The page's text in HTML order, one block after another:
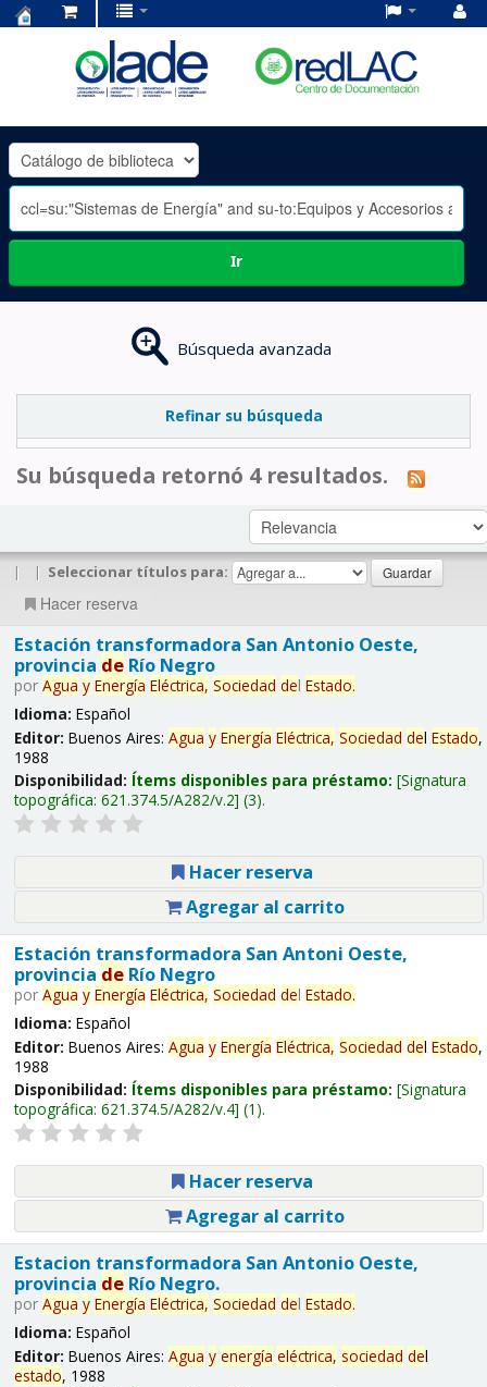
OLADE
-
Ir
Búsqueda avanzada
Refinar su búsqueda
Su búsqueda retornó 4 resultados.
| | Seleccionar títulos para:
Hacer reserva
Estación transformadora San Antonio Oeste,
provincia deRío Negro
por Agua y Energía Eléctrica, Sociedad del Estado.
Idioma: Español
Editor: Buenos Aires: Agua y Energía Eléctrica, Sociedad del Estado,
1988
Disponibilidad: Ítems disponibles para préstamo: Signatura
topográfica: 621.374.5/A282/v.2 (3).
Hacer reserva
Agregar al carrito
Estación transformadora San Antoni Oeste,
provincia deRío Negro
por Agua y Energía Eléctrica, Sociedad del Estado.
Idioma: Español
Editor: Buenos Aires: Agua y Energía Eléctrica, Sociedad del Estado,
1988
Disponibilidad: Ítems disponibles para préstamo: Signatura
topográfica: 621.374.5/A282/v.4 (1).
Hacer reserva
Agregar al carrito
Estacion transformadora San Antonio Oeste,
provincia deRío Negro.
por Agua y Energía Eléctrica, Sociedad del Estado.
Idioma: Español
Editor: Buenos Aires: Agua y energía eléctrica, sociedad del
estado, 1988